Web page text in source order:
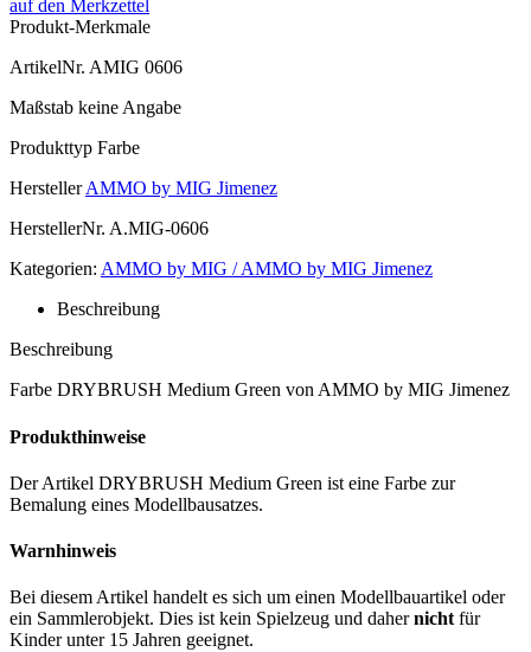
auf den Merkzettel
Produkt-Merkmale
ArtikelNr. AMIG 0606
Maßstab keine Angabe
Produkttyp Farbe
Hersteller AMMO by MIG Jimenez
HerstellerNr. A.MIG-0606
Kategorien: AMMO by MIG / AMMO by MIG Jimenez
Beschreibung
Beschreibung
Farbe DRYBRUSH Medium Green von AMMO by MIG Jimenez
Produkthinweise
Der Artikel DRYBRUSH Medium Green ist eine Farbe zur
Bemalung eines Modellbausatzes.
Warnhinweis
Bei diesem Artikel handelt es sich um einen Modellbauartikel oder
ein Sammlerobjekt. Dies ist kein Spielzeug und dahernicht für
Kinder unter 15 Jahren geeignet.